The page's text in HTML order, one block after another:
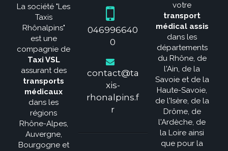
La société "Les
Taxis
Rhônalpins"
est une
compagnie de
Taxi VSL
assurant des
transports
médicaux
dans les
régions
Rhône-Alpes,
Auvergne,
Bourgogne et
046996640
0
contact@ta
xis-
rhonalpins.f
r
votre
transport
médical assis
dans les
départements
du Rhône, de
l'Ain, de la
Savoie et de la
Haute-Savoie,
de l'Isère, de la
Drôme, de
l'Ardèche, de
la Loire ainsi
que pour la